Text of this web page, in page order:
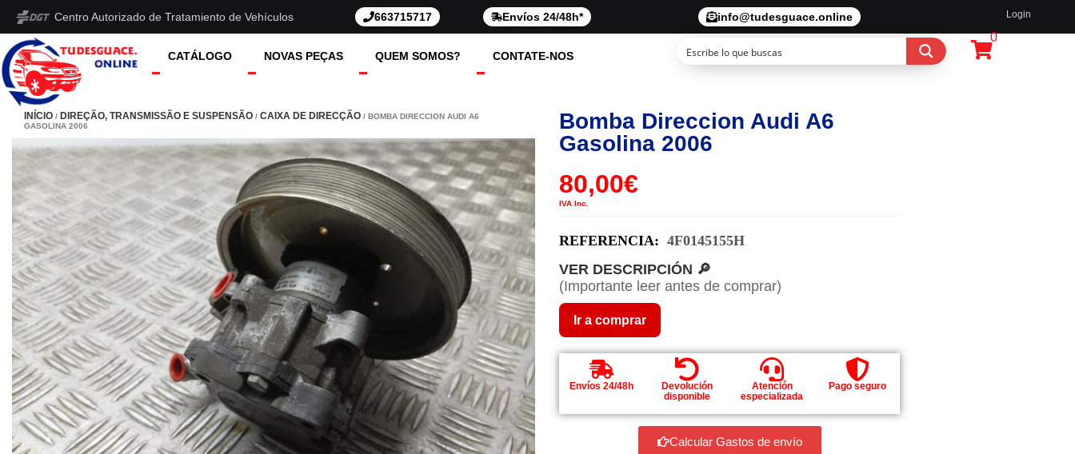
Centro Autorizado de Tratamiento de Vehículos 663715717 Envíos 24/48h* info@tudesguace.online Login
CATÁLOGO NOVAS PEÇAS QUEM SOMOS? CONTATE-NOS
0
INÍCIO / DIREÇÃO, TRANSMISSÃO E SUSPENSÃO / CAIXA DE DIRECÇÃO / BOMBA DIRECCION AUDI A6
GASOLINA 2006
Bomba Direccion Audi A6
Gasolina 2006
80,00€
IVA Inc.
REFERENCIA: 4F0145155H
VER DESCRIPCIÓN 🔎
(Importante leer antes de comprar)
Ir a comprar
Envíos 24/48h
Devolución
disponible
Atención
especializada
Pago seguro
Calcular Gastos de envío